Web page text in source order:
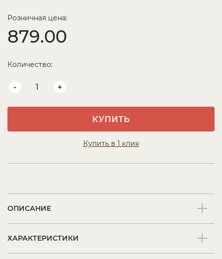
Розничная цена:
879.00
Количество:
- +
КУПИТЬ
Купить в 1 клик
ОПИСАНИЕ
ХАРАКТЕРИСТИКИ